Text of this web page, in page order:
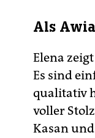
Als
Elena
Es sind
qualitativ
voller
Kasan